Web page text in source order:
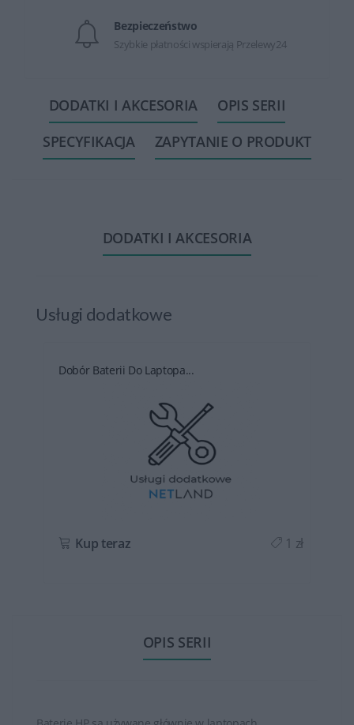
Bezpieczeństwo
Szybkie płatności wspierają Przelewy24
DODATKI I AKCESORIA
OPIS SERII
SPECYFIKACJA
ZAPYTANIE O PRODUKT
DODATKI I AKCESORIA
Usługi dodatkowe
Dobór Baterii Do Laptopa...
Kup teraz 1 zł
OPIS SERII